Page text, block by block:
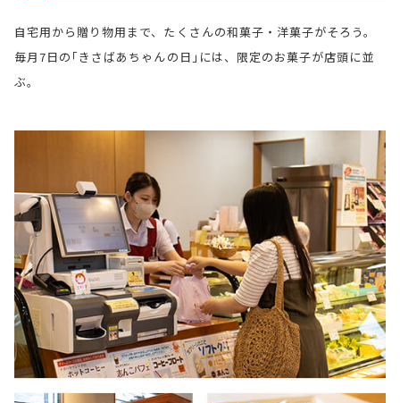
自宅用から贈り物用まで、たくさんの和菓子・洋菓子がそろう。
毎月7日の｢きさばあちゃんの日｣には、限定のお菓子が店頭に並
ぶ。